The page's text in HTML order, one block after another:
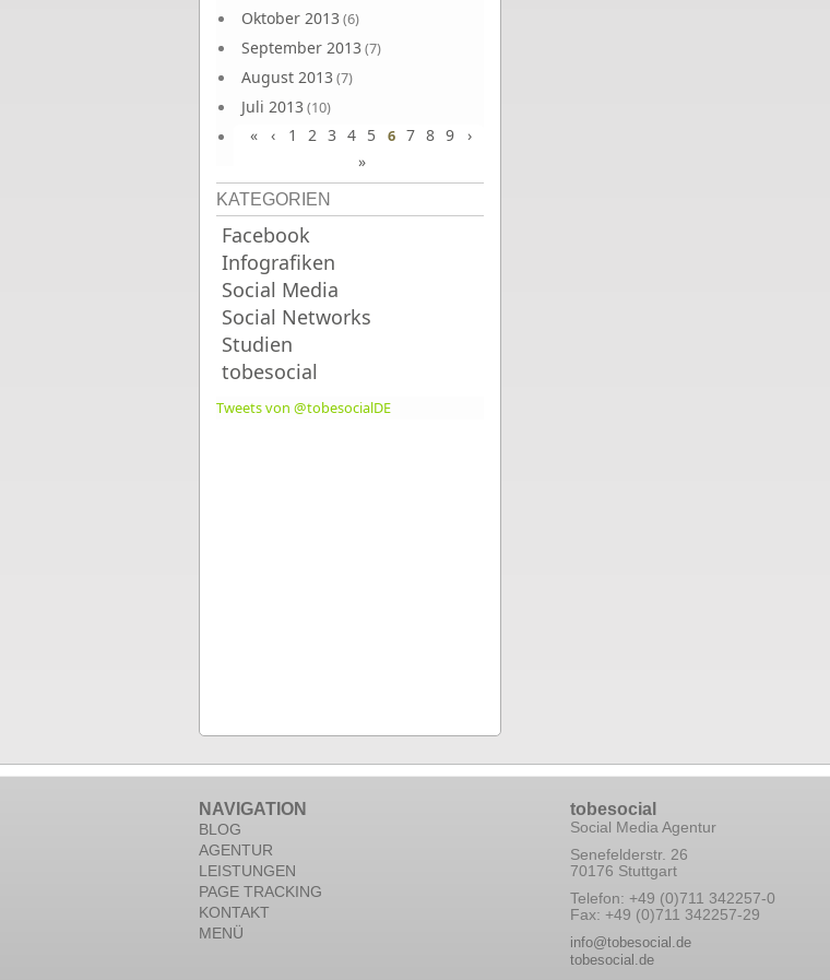
Oktober 2013 (6)
September 2013 (7)
August 2013 (7)
Juli 2013 (10)
Juni 2013(10)
« ‹ 1 2 3 4 5 6 7 8 9
›
»
KATEGORIEN
Facebook
Infografiken
Social Media
Social Networks
Studien
tobesocial
Tweets von @tobesocialDE
NAVIGATION
BLOG
AGENTUR
LEISTUNGEN
PAGE TRACKING
KONTAKT
MENÜ
tobesocial
Social Media Agentur
Senefelderstr. 26
70176 Stuttgart
Telefon: +49 (0)711 342257-0
Fax: +49 (0)711 342257-29
info@tobesocial.de
tobesocial.de